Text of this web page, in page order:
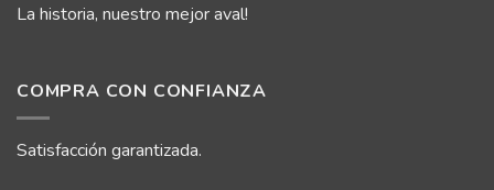
La historia, nuestro mejor aval!
COMPRA CON CONFIANZA
Satisfacción garantizada.